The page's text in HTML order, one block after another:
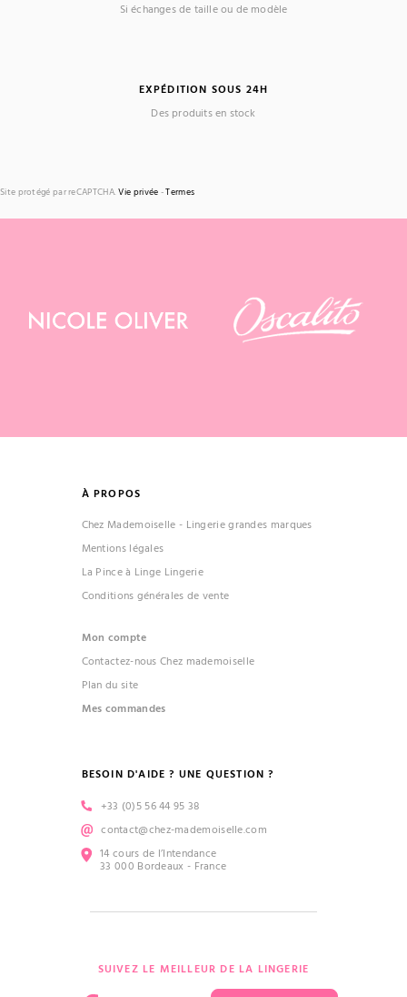
Si échanges de taille ou de modèle
EXPÉDITION SOUS 24H
Des produits en stock
Site protégé par reCAPTCHA.Vie privée -Termes
À PROPOS
Chez Mademoiselle - Lingerie grandes marques
Mentions légales
La Pince à Linge Lingerie
Conditions générales de vente
Mon compte
Contactez-nous Chez mademoiselle
Plan du site
Mes commandes
BESOIN D'AIDE ? UNE QUESTION ?
+33 (0)5 56 44 95 38
contact@chez-mademoiselle.com
14 cours de l’Intendance
33 000 Bordeaux - France
SUIVEZ LE MEILLEUR DE LA LINGERIE